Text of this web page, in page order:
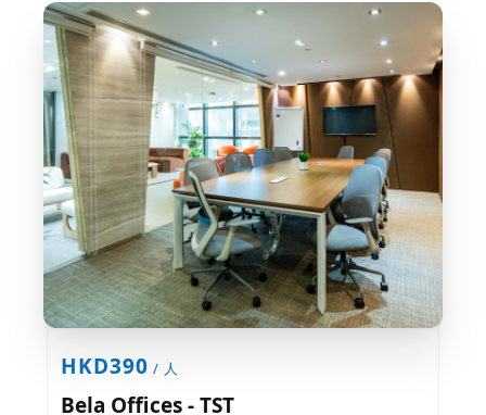
HKD390 / 人
Bela Offices - TST